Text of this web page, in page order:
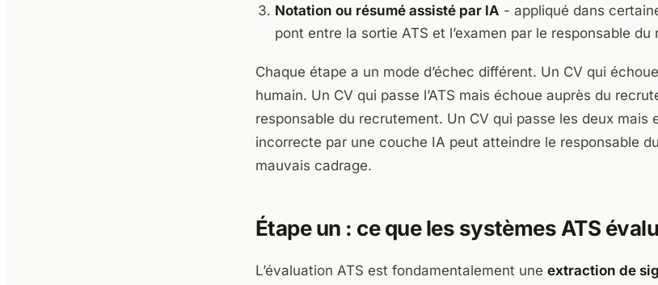
Notation ou résumé assisté par IA - appliqué dans
pont entre la sortie ATS et l’examen par le responsable du
Chaque étape a un mode d’échec différent. Un CV qui
humain. Un CV qui passe l’ATS mais échoue auprès du
responsable du recrutement. Un CV qui passe les deux mais
incorrecte par une couche IA peut atteindre le responsable
mauvais cadrage.
Étape un : ce que les systèmes ATS
L’évaluation ATS est fondamentalement une extraction de